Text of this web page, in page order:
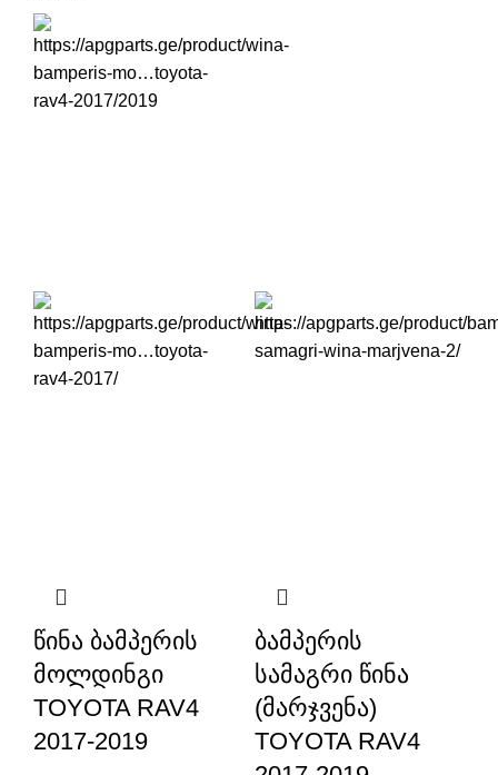
წინა ბამპერის
მოლდინგი
TOYOTA RAV4
2017-2019
ბამპერის
სამაგრი წინა
(მარჯვენა)
TOYOTA RAV4